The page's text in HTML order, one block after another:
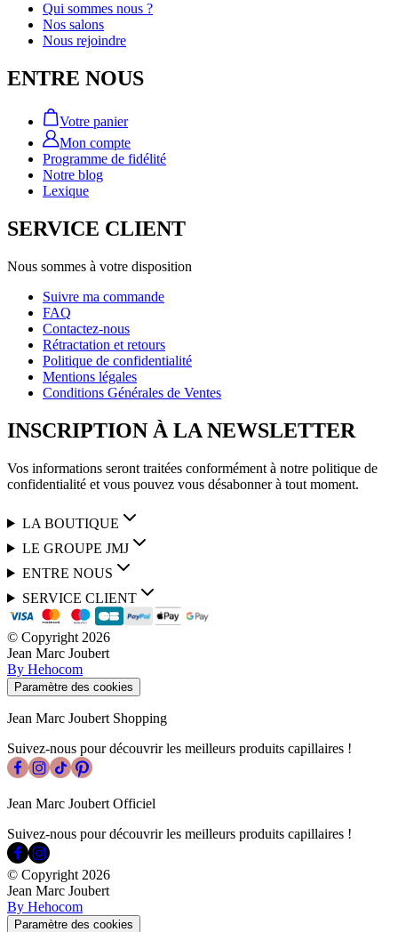
Qui sommes nous ?
Nos salons
Nous rejoindre
ENTRE NOUS
Votre panier
Mon compte
Programme de fidélité
Notre blog
Lexique
SERVICE CLIENT
Nous sommes à votre disposition
Suivre ma commande
FAQ
Contactez-nous
Rétractation et retours
Politique de confidentialité
Mentions légales
Conditions Générales de Ventes
INSCRIPTION À LA NEWSLETTER
Vos informations seront traitées conformément à notre politique de
confidentialité et vous pouvez vous désabonner à tout moment.
LA BOUTIQUE
LE GROUPE JMJ
ENTRE NOUS
SERVICE CLIENT
© Copyright 2026
Jean Marc Joubert
By Hehocom
Paramètre des cookies
Jean Marc Joubert Shopping
Suivez-nous pour découvrir les meilleurs produits capillaires !
Jean Marc Joubert Officiel
Suivez-nous pour découvrir les meilleurs produits capillaires !
© Copyright 2026
Jean Marc Joubert
By Hehocom
Paramètre des cookies